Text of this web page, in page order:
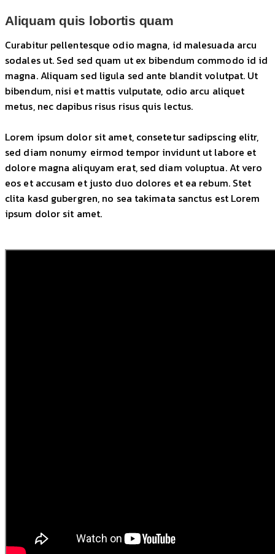
Aliquam quis lobortis quam
Curabitur pellentesque odio magna, id malesuada arcu
sodales ut. Sed sed quam ut ex bibendum commodo id id
magna. Aliquam sed ligula sed ante blandit volutpat. Ut
bibendum, nisi et mattis vulputate, odio arcu aliquet
metus, nec dapibus risus risus quis lectus.
Lorem ipsum dolor sit amet, consetetur sadipscing elitr,
sed diam nonumy eirmod tempor invidunt ut labore et
dolore magna aliquyam erat, sed diam voluptua. At vero
eos et accusam et justo duo dolores et ea rebum. Stet
clita kasd gubergren, no sea takimata sanctus est Lorem
ipsum dolor sit amet.